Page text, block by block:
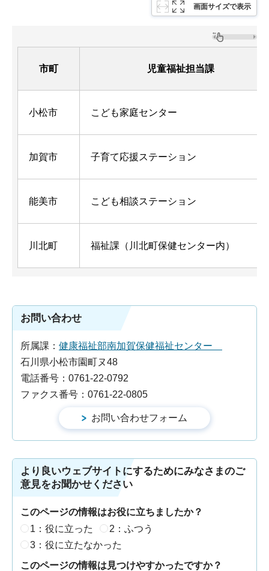
画面サイズで表示
市町 児童福祉担当課
小松市 こども家庭センター
加賀市 子育て応援ステーション
能美市 こども相談ステーション
川北町 福祉課（川北町保健センター内）
お問い合わせ
所属課： 健康福祉部南加賀保健福祉センター
石川県小松市園町ヌ48
電話番号：0761-22-0792
ファクス番号：0761-22-0805
より良いウェブサイトにするためにみなさまのご
意見をお聞かせください
このページの情報はお役に立ちましたか？
1：役に立った
2：ふつう
3：役に立たなかった
このページの情報は見つけやすかったですか？